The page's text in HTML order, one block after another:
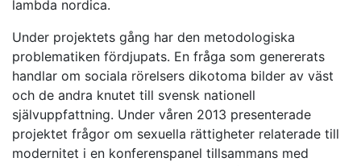
lambda nordica.
Under projektets gång har den metodologiska
problematiken fördjupats. En fråga som genererats
handlar om sociala rörelsers dikotoma bilder av väst
och de andra knutet till svensk nationell
självuppfattning. Under våren 2013 presenterade
projektet frågor om sexuella rättigheter relaterade till
modernitet i en konferenspanel tillsammans med